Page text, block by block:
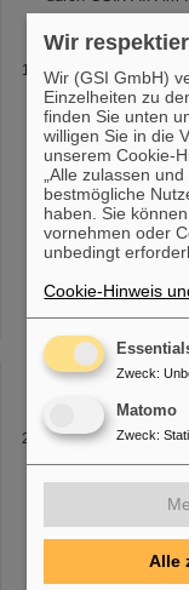
Forschung zur
Entdeckung
verbessern
eröffnen, die bisher
einschränken. Die
Helmholtzzentrums
federführend an der
AbteilungBiophysik
[...] e Strategien für
Professor Marco
zusammen: „Diese
Strahlenschäden im
Kurse aus der
Folgende
Teilchenphysik
strahleninduzierten
Wir
Wir (GSI GmbH)
Einzelheiten zu
finden Sie unten
willigen Sie in die
unserem Cookie-
„Alle zulassen
bestmögliche
haben. Sie
vornehmen oder
unbedingt
Cookie-Hinweis
Zweck:
Matomo
Zweck:
Alle